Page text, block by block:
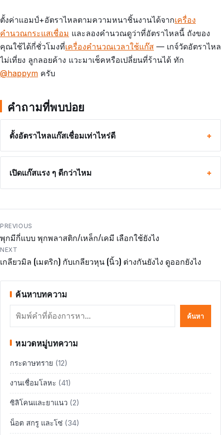
ตั้งค่าแอมป์+อัตราไหลตามความหนาชิ้นงานได้จากเครื่อง
คำนวณกระแสเชื่อม และลองคำนวณดูว่าที่อัตราไหลนี้ ถังของ
คุณใช้ได้กี่ชั่วโมงที่เครื่องคำนวณเวลาใช้แก๊ส — เกจ์วัดอัตราไหล
ไม่เที่ยง ลูกลอยค้าง แวะมาเช็คหรือเปลี่ยนที่ร้านได้ ทัก
@happym ครับ
คำถามที่พบบ่อย
ตั้งอัตราไหลแก๊สเชื่อมเท่าไหร่ดี
เปิดแก๊สแรง ๆ ดีกว่าไหม
แนะแนว
เรื่อง
PREVIOUS
พุกมีกี่แบบ พุกพลาสติก/เหล็ก/เคมี เลือกใช้ยังไง
NEXT
เกลียวมิล (เมตริก) กับเกลียวหุน (นิ้ว) ต่างกันยังไง ดูออกยังไง
ค้นหาบทความ
ค้นหา ค้นหา
หมวดหมู่บทความ
กระดาษทราย (12)
งานเชื่อมโลหะ (41)
ซิลิโคนและยาแนว (2)
น็อต สกรู และโซ่ (34)